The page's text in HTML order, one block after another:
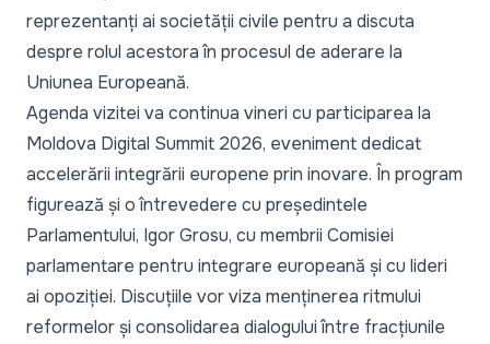
reprezentanți ai societății civile pentru a discuta
despre rolul acestora în procesul de aderare la
Uniunea Europeană.
Agenda vizitei va continua vineri cu participarea la
Moldova Digital Summit 2026, eveniment dedicat
accelerării integrării europene prin inovare. În program
figurează și o întrevedere cu președintele
Parlamentului, Igor Grosu, cu membrii Comisiei
parlamentare pentru integrare europeană și cu lideri
ai opoziției. Discuțiile vor viza menținerea ritmului
reformelor și consolidarea dialogului între fracțiunile